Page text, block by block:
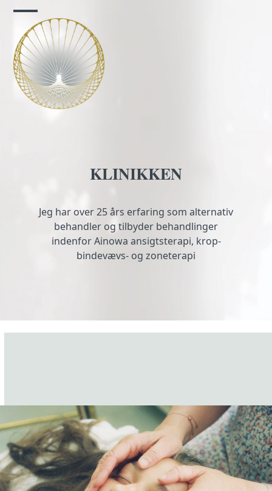
Skip
contentOpen
mobile
menu
Close
mobile
menu
KLINIKKEN
Jeg har over 25 års erfaring som alternativ
behandler og tilbyder behandlinger
indenfor Ainowa ansigtsterapi, krop-
bindevævs- og zoneterapi